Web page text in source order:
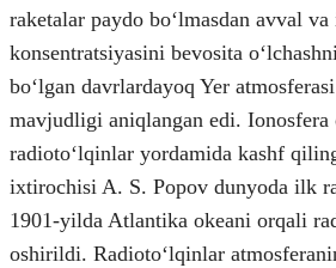
raketalar paydo boʻlmasdan avval
konsentratsiyasini bevosita
boʻlgan davrlardayoq Yer
mavjudligi aniqlangan edi. Ionosfera
radiotoʻlqinlar yordamida kashf
ixtirochisi A. S. Popov dunyoda ilk
1901-yilda Atlantika okeani orqali
oshirildi. Radiotoʻlqinlar